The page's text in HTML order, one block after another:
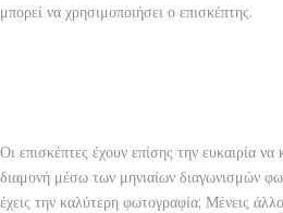
μπορεί να χρησιμοποιήσει ο επισκέπτης.
Οι επισκέπτες έχουν επίσης την ευκαιρία
διαμονή μέσω των μηνιαίων διαγωνισμών
έχεις την καλύτερη φωτογραφία; Μένεις